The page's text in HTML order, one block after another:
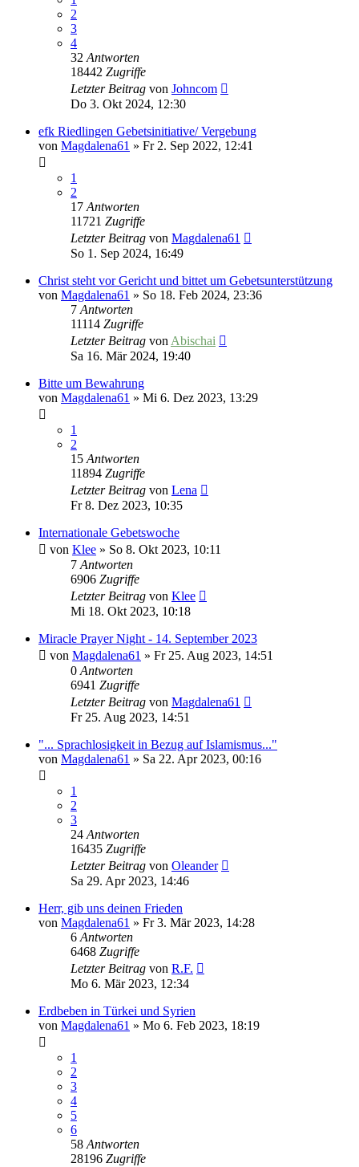
2
3
4
32 Antworten
18442 Zugriffe
Letzter Beitrag von Johncom
Do 3. Okt 2024, 12:30
efk Riedlingen Gebetsinitiative/ Vergebung
von Magdalena61 » Fr 2. Sep 2022, 12:41
1
2
17 Antworten
11721 Zugriffe
Letzter Beitrag von Magdalena61
So 1. Sep 2024, 16:49
Christ steht vor Gericht und bittet um Gebetsunterstützung
von Magdalena61 » So 18. Feb 2024, 23:36
7 Antworten
11114 Zugriffe
Letzter Beitrag von Abischai
Sa 16. Mär 2024, 19:40
Bitte um Bewahrung
von Magdalena61 » Mi 6. Dez 2023, 13:29
1
2
15 Antworten
11894 Zugriffe
Letzter Beitrag von Lena
Fr 8. Dez 2023, 10:35
Internationale Gebetswoche
von Klee » So 8. Okt 2023, 10:11
7 Antworten
6906 Zugriffe
Letzter Beitrag von Klee
Mi 18. Okt 2023, 10:18
Miracle Prayer Night - 14. September 2023
von Magdalena61 » Fr 25. Aug 2023, 14:51
0 Antworten
6941 Zugriffe
Letzter Beitrag von Magdalena61
Fr 25. Aug 2023, 14:51
"... Sprachlosigkeit in Bezug auf Islamismus..."
von Magdalena61 » Sa 22. Apr 2023, 00:16
1
2
3
24 Antworten
16435 Zugriffe
Letzter Beitrag von Oleander
Sa 29. Apr 2023, 14:46
Herr, gib uns deinen Frieden
von Magdalena61 » Fr 3. Mär 2023, 14:28
6 Antworten
6468 Zugriffe
Letzter Beitrag von R.F.
Mo 6. Mär 2023, 12:34
Erdbeben in Türkei und Syrien
von Magdalena61 » Mo 6. Feb 2023, 18:19
1
2
3
4
5
6
58 Antworten
28196 Zugriffe